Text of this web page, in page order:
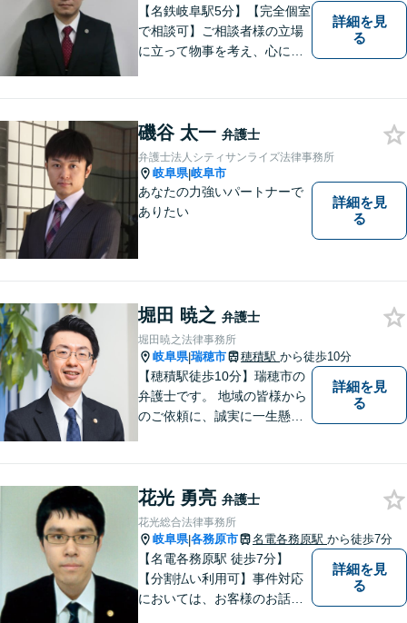
【名鉄岐阜駅5分】【完全個室
で相談可】ご相談者様の立場
に立って物事を考え、心に寄
決への第一歩です。小さな問
題から大きな問題まで、お気
軽にご相談ください。
詳細を見
る
磯谷 太一 弁護士
弁護士法人シティサンライズ法律事務所
岐阜県|岐阜市
あなたの力強いパートナーで
ありたい
詳細を見
る
堀田 暁之 弁護士
堀田暁之法律事務所
岐阜県|瑞穂市 穂積駅 から徒歩10分
【穂積駅徒歩10分】瑞穂市の
弁護士です。 地域の皆様から
のご依頼に、誠実に一生懸命
はじめとする民事事件に対応
してきました。お気軽にお電
話ください【駐車場完備】
詳細を見
る
花光 勇亮 弁護士
花光総合法律事務所
岐阜県|各務原市 名電各務原駅 から徒歩7分
【名電各務原駅 徒歩7分】
【分割払い利用可】事件対応
においては、お客様のお話を
詳細を見
る